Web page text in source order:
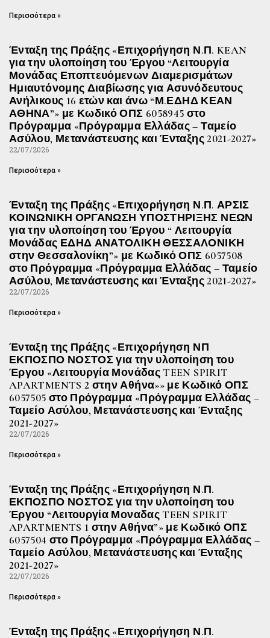
Περισσότερα »
Ένταξη της Πράξης «Επιχορήγηση Ν.Π. KEAN
για την υλοποίηση του Έργου “Λειτουργία
Μονάδας Εποπτευόμενων Διαμερισμάτων
Ημιαυτόνομης Διαβίωσης για Ασυνόδευτους
Ανήλικους 16 ετών και άνω “Μ.ΕΔΗΔ ΚΕΑΝ
ΑΘΗΝΑ”» με Κωδικό ΟΠΣ 6058945 στο
Πρόγραμμα «Πρόγραμμα Ελλάδας – Ταμείο
Ασύλου, Μετανάστευσης και Ένταξης 2021-2027»
22/07/2026
Περισσότερα »
Ένταξη της Πράξης «Επιχορήγηση Ν.Π. ΑΡΣΙΣ
ΚΟΙΝΩΝΙΚΗ ΟΡΓΑΝΩΣΗ ΥΠΟΣΤΗΡΙΞΗΣ ΝΕΩΝ
για την υλοποίηση του Έργου “ Λειτουργία
Μονάδας ΕΔΗΔ ΑΝΑΤΟΛΙΚΗ ΘΕΣΣΑΛΟΝΙΚΗ
στην Θεσσαλονίκη”» με Κωδικό ΟΠΣ 6057508
στο Πρόγραμμα «Πρόγραμμα Ελλάδας – Ταμείο
Ασύλου, Μετανάστευσης και Ένταξης 2021-2027»
22/07/2026
Περισσότερα »
Ένταξη της Πράξης «Επιχορήγηση ΝΠ
ΕΚΠΟΣΠΟ ΝΟΣΤΟΣ για την υλοποίηση του
Έργου «Λειτουργία Μονάδας TEEN SPIRIT
APARTMENTS 2 στην Αθήνα»» με Κωδικό ΟΠΣ
6057505 στο Πρόγραμμα «Πρόγραμμα Ελλάδας –
Ταμείο Ασύλου, Μετανάστευσης και Ένταξης
2021-2027»
22/07/2026
Περισσότερα »
Ένταξη της Πράξης «Επιχορήγηση Ν.Π.
ΕΚΠΟΣΠΟ ΝΟΣΤΟΣ για την υλοποίηση του
Έργου “Λειτουργία Μοναδας TEEN SPIRIT
APARTMENTS 1 στην Αθήνα”» με Κωδικό ΟΠΣ
6057504 στο Πρόγραμμα «Πρόγραμμα Ελλάδας –
Ταμείο Ασύλου, Μετανάστευσης και Ένταξης
2021-2027»
22/07/2026
Περισσότερα »
Ένταξη της Πράξης «Επιχορήγηση Ν.Π.